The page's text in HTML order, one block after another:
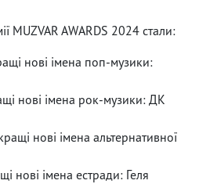
MUZVAR AWARDS 2024 стали:
нові імена поп-музики:
нові імена рок-музики: ДК
нові імена альтернативної
нові імена естради: Геля